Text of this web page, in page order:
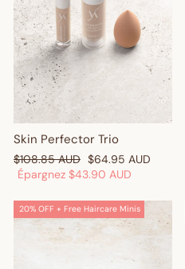
Skin Perfector Trio
Prix
régulier
$108.85 AUD Prix
réduit
$64.95 AUD
Épargnez $43.90 AUD
20% OFF + Free Haircare Minis